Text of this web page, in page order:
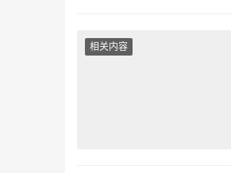
相关内容